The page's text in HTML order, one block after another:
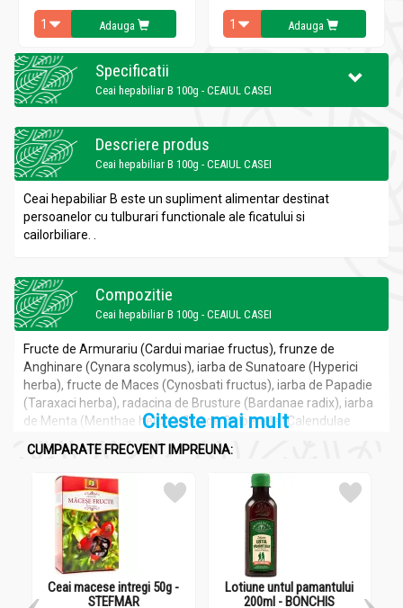
Adauga Adauga
Specificatii
Ceai hepabiliar B 100g - CEAIUL CASEI
Descriere produs
Ceai hepabiliar B 100g - CEAIUL CASEI
Ceai hepabiliar B este un supliment alimentar destinat
persoanelor cu tulburari functionale ale ficatului si
cailorbiliare. .
Compozitie
Ceai hepabiliar B 100g - CEAIUL CASEI
Fructe de Armurariu (Cardui mariae fructus), frunze de
Anghinare (Cynara scolymus), iarba de Sunatoare (Hyperici
herba), fructe de Maces (Cynosbati fructus), iarba de Papadie
(Taraxaci herba), radacina de Brusture (Bardanae radix), iarba
de Menta (Menthae herba), flori de Galbenele (Calendulae
(Melissae herba).
Recomandari
Ceai hepabiliar B 100g - CEAIUL CASEI
PROTECTOR HEPATIC
Citeste mai mult
CUMPARATE FRECVENT IMPREUNA:
Ceai macese intregi 50g -
STEFMAR
Lotiune untul pamantului
200ml - BONCHIS